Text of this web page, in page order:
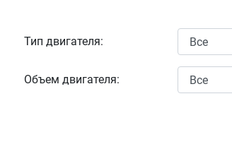
Тип двигателя:
Объем двигателя: